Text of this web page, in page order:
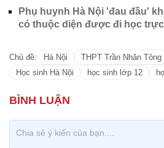
Phụ huynh Hà Nội 'đau đầu'
có thuộc diện được đi học
Chủ đề: Hà Nội THPT Trần Nhân Tông
Học sinh Hà Nội
học sinh lớp 12